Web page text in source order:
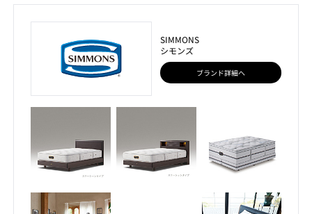
SIMMONS
シモンズ
ブランド詳細へ